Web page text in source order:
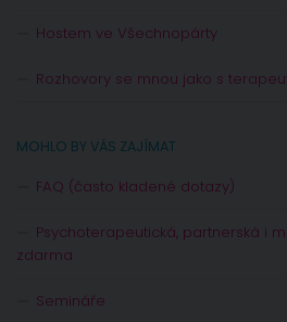
Hostem ve Všechnopárty
Rozhovory se mnou jako s
MOHLO BY VÁS ZAJÍMAT
FAQ (často kladené dotazy)
Psychoterapeutická, partnerská i
zdarma
Semináře